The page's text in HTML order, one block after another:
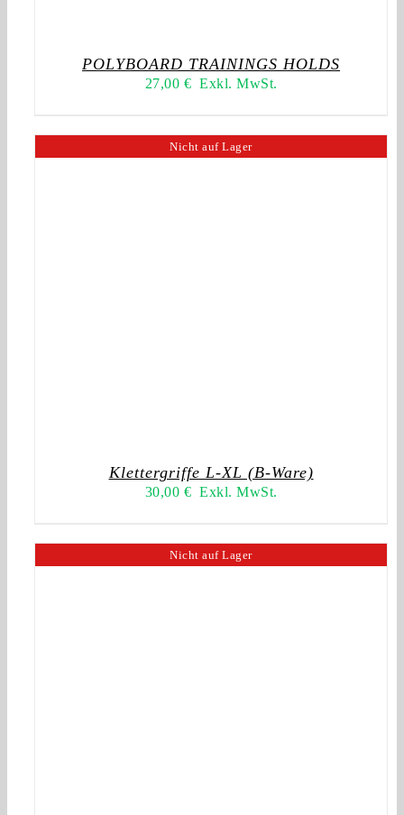
POLYBOARD TRAININGS HOLDS
27,00 € Exkl. MwSt.
Nicht auf Lager
Klettergriffe L-XL (B-Ware)
30,00 € Exkl. MwSt.
Nicht auf Lager